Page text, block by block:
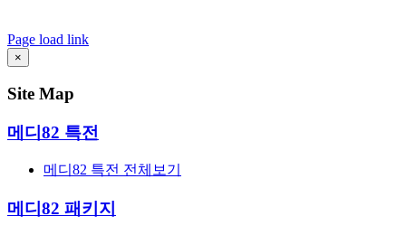
Page load link
Go
to
Top
×
Site Map
메디82 특전
메디82 특전 전체보기
메디82 패키지